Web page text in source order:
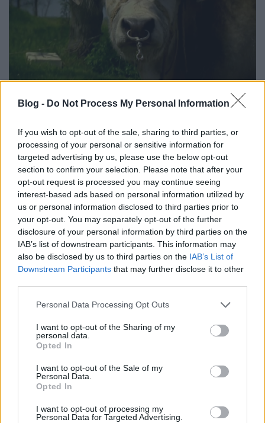
Blog - Do Not Process My Personal Information
If you wish to opt-out of the sale, sharing to third parties, or
processing of your personal or sensitive information for
targeted advertising by us, please use the below opt-out
section to confirm your selection. Please note that after your
opt-out request is processed you may continue seeing
interest-based ads based on personal information utilized by
us or personal information disclosed to third parties prior to
your opt-out. You may separately opt-out of the further
disclosure of your personal information by third parties on the
IAB’s list of downstream participants. This information may
also be disclosed by us to third parties on the IAB’s List of
Downstream Participants that may further disclose it to other
Please note that this website/app uses one or more Google
not limited to your visit or usage behaviour. You may click to
grant or deny consent to Google and its third-party tags to
use your data for below specified purposes in below Google
consent section.
Personal Data Processing Opt Outs
I want to opt-out of the Sharing of my
personal data.
Opted In
I want to opt-out of the Sale of my
Personal Data.
Opted In
I want to opt-out of processing my
Personal Data for Targeted Advertising.
A mostani adás egyszerűen viszi a pálmát. El is
felejtettem az előző részek botlásait, a
vendégszereplők hiányát. Látni a napsütést, a
fenséges tájat, az ínycsiklandó ételeket és a
műsorban szereplőket az embernek máris jobb
kedve lesz. Az pedig csak dob az egészen, hogy
Scherrer Péter úgy poénkodik, hogy némelyik
stand-upos megirigyelhetné.
A Gasztroangyalban az a jó, hogy
nem a szokásos
főzős műsorok menetét követi. Marcsi nem csak